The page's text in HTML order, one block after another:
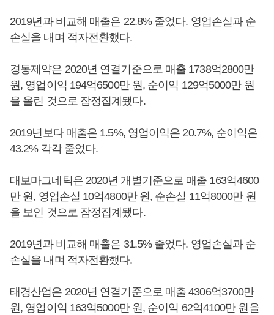
2019년과 비교해 매출은 22.8% 줄었다. 영업손실과 순
손실을 내며 적자전환했다.
경동제약은 2020년 연결기준으로 매출 1738억2800만
원, 영업이익 194억6500만 원, 순이익 129억5000만 원
을 올린 것으로 잠정집계됐다.
2019년보다 매출은 1.5%, 영업이익은 20.7%, 순이익은
43.2% 각각 줄었다.
대보마그네틱은 2020년 개별기준으로 매출 163억4600
만 원, 영업손실 10억4800만 원, 순손실 11억8000만 원
을 보인 것으로 잠정집계됐다.
2019년과 비교해 매출은 31.5% 줄었다. 영업손실과 순
손실을 내며 적자전환했다.
태경산업은 2020년 연결기준으로 매출 4306억3700만
원, 영업이익 163억5000만 원, 순이익 62억4100만 원을